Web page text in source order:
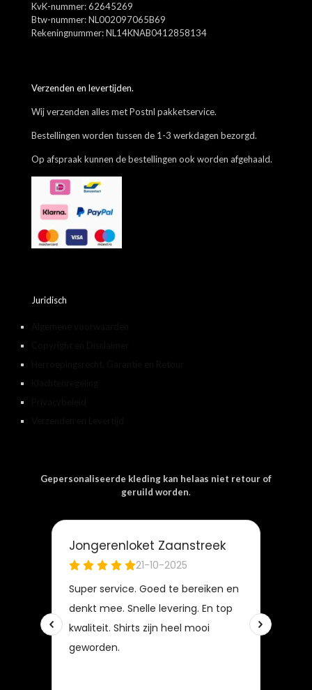
KvK-nummer: 62645269
Btw-nummer: NL002097065B69
Rekeningnummer: NL14KNAB0412858134
Verzenden en levertijden.
Wij verzenden alles met Postnl pakketservice.
Bestellingen worden tussen de 1-3 werkdagen bezorgd.
Op afspraak kunnen de bestellingen ook worden afgehaald.
Juridisch
Gepersonaliseerde kleding kan helaas niet retour of
geruild worden.